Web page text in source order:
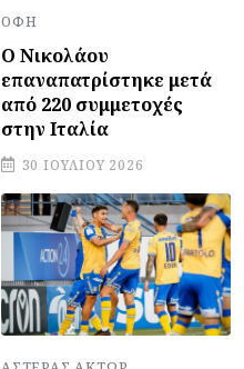
ΟΦΗ
Ο Νικολάου
επαναπατρίστηκε μετά
από 220 συμμετοχές
στην Ιταλία
30 ΙΟΥΛΊΟΥ 2026